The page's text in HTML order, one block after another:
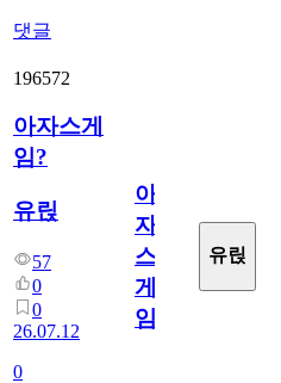
댓글
196572
아자스게
임?
유릱
57
0
0
26.07.12
0
아
자
스
게
임?
유릱